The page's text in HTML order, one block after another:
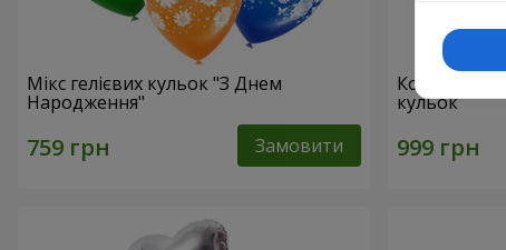
Мікс гелієвих кульок "З Днем
Народження"
Замовити
Колекція
кульок